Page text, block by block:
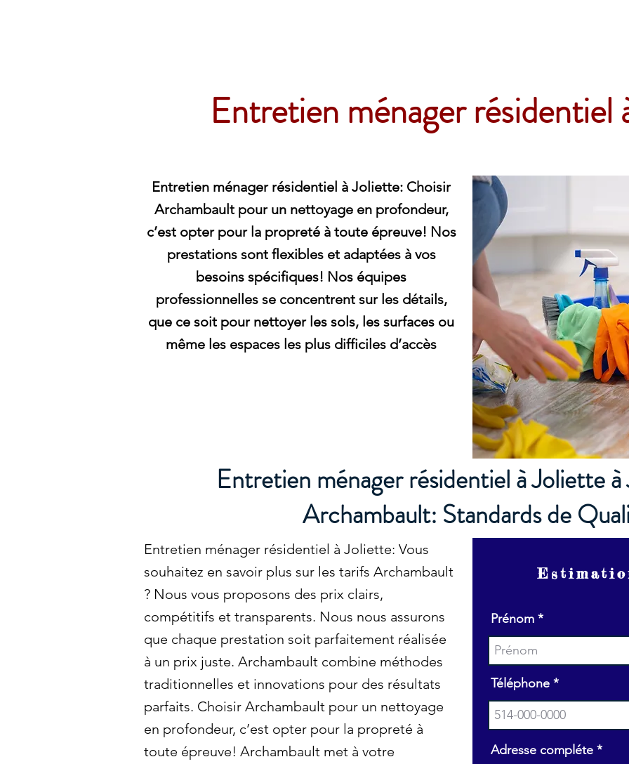
Entretien ménager résidentiel
Entretien ménager résidentiel à Joliette: Choisir
Archambault pour un nettoyage en profondeur,
c’est opter pour la propreté à toute épreuve! Nos
prestations sont flexibles et adaptées à vos
besoins spécifiques! Nos équipes
professionnelles se concentrent sur les détails,
que ce soit pour nettoyer les sols, les surfaces ou
même les espaces les plus difficiles d’accès
Entretien ménager résidentiel à Joliette
Archambault: Standards de
Entretien ménager résidentiel à Joliette: Vous
souhaitez en savoir plus sur les tarifs Archambault
? Nous vous proposons des prix clairs,
compétitifs et transparents. Nous nous assurons
que chaque prestation soit parfaitement réalisée
à un prix juste. Archambault combine méthodes
traditionnelles et innovations pour des résultats
parfaits. Choisir Archambault pour un nettoyage
en profondeur, c’est opter pour la propreté à
toute épreuve! Archambault met à votre
Prénom
Téléphone
Adresse compléte